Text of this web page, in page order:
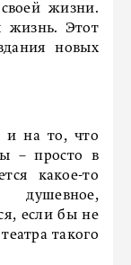
жизни.
жизнь. Этот
новых
и на то, что
– просто в
какое-то
душевное,
если бы не
такого